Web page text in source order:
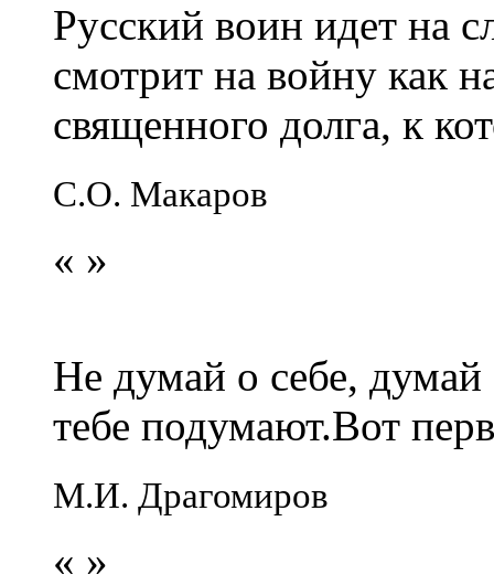
Русский воин идет на
смотрит на войну как
священного долга, к
С.О. Макаров
« »
Не думай о себе,
тебе подумают.Вот
М.И. Драгомиров
« »